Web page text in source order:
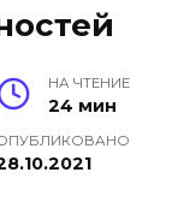
НА ЧТЕНИЕ
24 мин